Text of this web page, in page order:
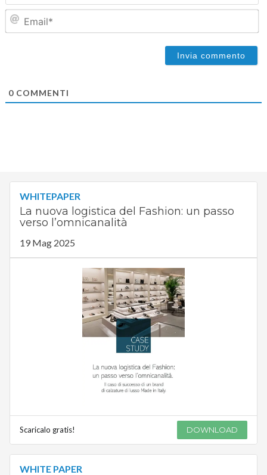
0COMMENTI
WHITEPAPER
La nuova logistica del Fashion: un passo
verso l’omnicanalità
19 Mag 2025
Scaricalo gratis! DOWNLOAD
WHITE PAPER